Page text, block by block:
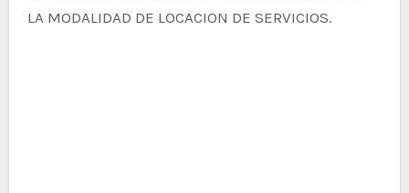
LA MODALIDAD DE LOCACION DE SERVICIOS.